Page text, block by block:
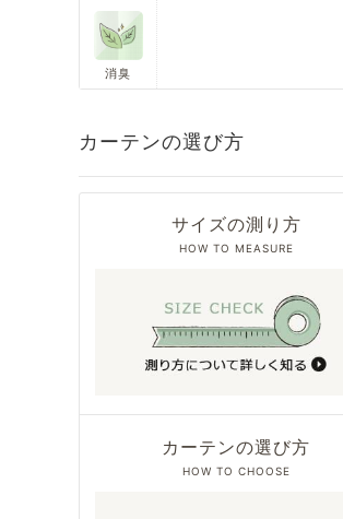
消臭
カーテンの選び方
サイズの測り方
HOW TO MEASURE
カーテンの選び方
HOW TO CHOOSE